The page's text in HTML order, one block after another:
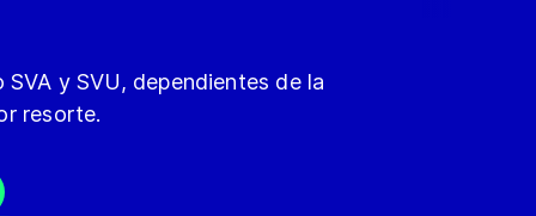
y SVU, dependientes de la
resorte.